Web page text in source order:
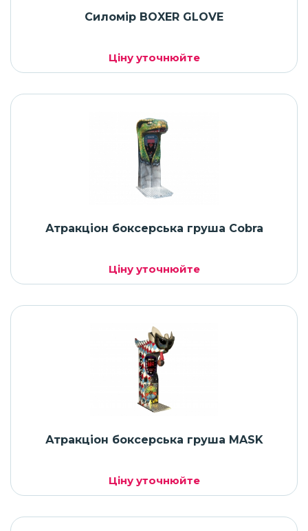
Силомір BOXER GLOVE
Ціну уточнюйте
Атракціон боксерська груша Cobra
Ціну уточнюйте
Атракціон боксерська груша MASK
Ціну уточнюйте